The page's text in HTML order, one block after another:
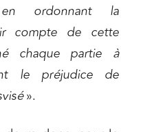
ordonnant la
compte de cette
chaque partie à
le préjudice de
».